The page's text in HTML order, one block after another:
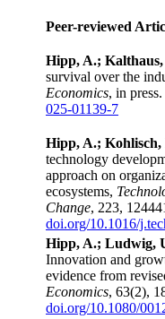
Peer-reviewed
Hipp, A.;
survival over the
Economics, in
025-01139-7
Hipp, A.; Kohlisch,
technology
approach on
ecosystems,
Change, 223,
doi.org/10.1016/
Hipp, A.; Ludwig,
Innovation and
evidence from
Economics, 63(2),
doi.org/10.1080/